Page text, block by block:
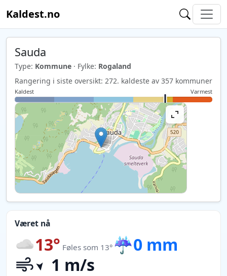
Kaldest.no
Sauda
Type: Kommune · Fylke: Rogaland
Rangering i siste oversikt: 272. kaldeste av 357 kommuner
Kaldest Varmest
Været nå
13° Føles som 13° ☔0 mm
1 m/s